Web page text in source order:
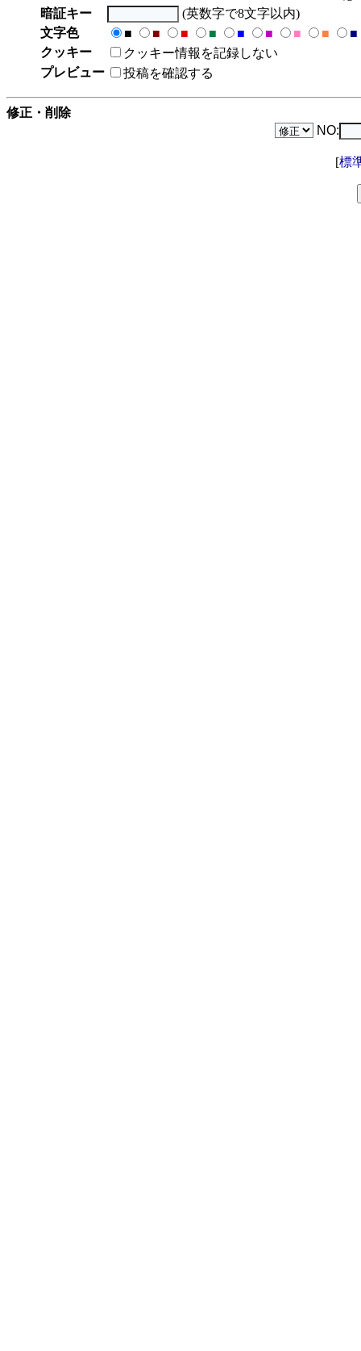
暗証キー
(英数字で8文字以内)
文字色
■ ■ ■ ■ ■ ■ ■ ■
■
クッキー
クッキー情報を記録しない
プレビュー
投稿を確認する
修正・削除
NO:
[標